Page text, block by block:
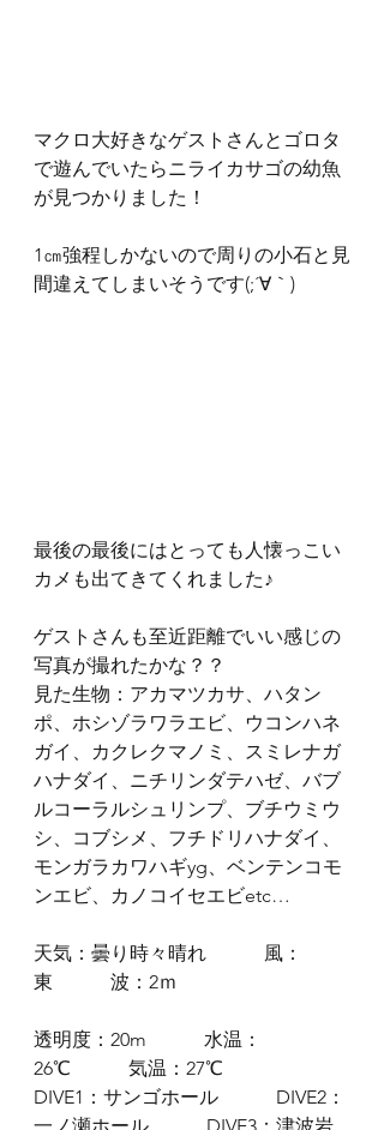
マクロ大好きなゲストさんとゴロタ
で遊んでいたらニライカサゴの幼魚
が見つかりました！
1㎝強程しかないので周りの小石と見
間違えてしまいそうです(;´∀｀)
最後の最後にはとっても人懐っこい
カメも出てきてくれました♪
ゲストさんも至近距離でいい感じの
写真が撮れたかな？？
見た生物：アカマツカサ、ハタン
ポ、ホシゾラワラエビ、ウコンハネ
ガイ、カクレクマノミ、スミレナガ
ハナダイ、ニチリンダテハゼ、バブ
ルコーラルシュリンプ、ブチウミウ
シ、コブシメ、フチドリハナダイ、
モンガラカワハギyg、ベンテンコモ
ンエビ、カノコイセエビetc…
天気：曇り時々晴れ　　　風：
東　　　波：2ｍ
透明度：20m　　　水温：
26℃　　　気温：27℃
DIVE1：サンゴホール　　　DIVE2：